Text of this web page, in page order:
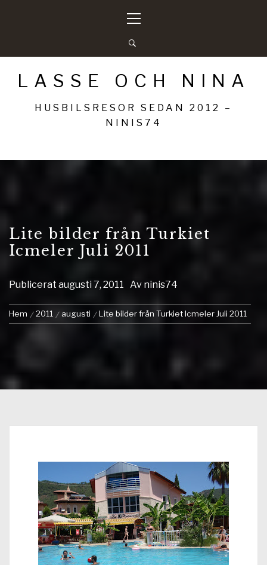
meny
LASSE OCH NINA
HUSBILSRESOR SEDAN 2012 –
NINIS74
Lite bilder från Turkiet
Icmeler Juli 2011
Publicerat augusti 7, 2011 Av ninis74
Hem 2011 augusti Lite bilder från Turkiet Icmeler Juli 2011